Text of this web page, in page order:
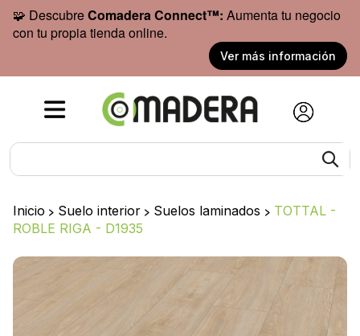
🧩 DescubreComadera Connect™: Aumenta tu negocio
con tu propia tienda online.
Ver más información
Inicio > Suelo interior > Suelos laminados > TOTTAL -
ROBLE RIGA - D1935